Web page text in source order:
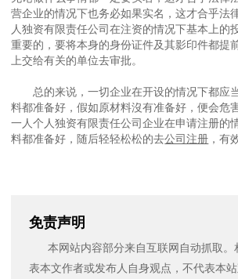
营企业的情况下也务必如果实名，这才合乎法
人独资有限责任公司在注资的情况下基本上的
重要的，要将本身的身份证件及其影印件都提
上交给有关的单位去审批。
总的来说，一切企业在开设的情况下都应
料都准备好，假如原材料沒有准备好，便会危
一人个人独资有限责任公司企业在申请注册的
料都准备好，随后轻轻松松的去公司注册 ，有
免责声明
本网站内容部分来自互联网自动抓取。
表本文作者或发布人自身观点，不代表本